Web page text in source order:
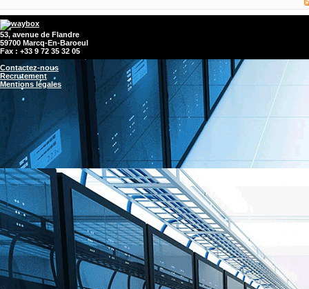
53, avenue de Flandre
59700 Marcq-En-Baroeul
Fax : +33 9 72 35 32 05
Contactez-nous
Recrutement
Mentions légales